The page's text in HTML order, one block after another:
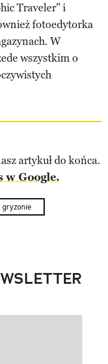
Traveler" i
fotoedytorka
W
wszystkim o
artykuł do końca.
w Google.
gryzonie